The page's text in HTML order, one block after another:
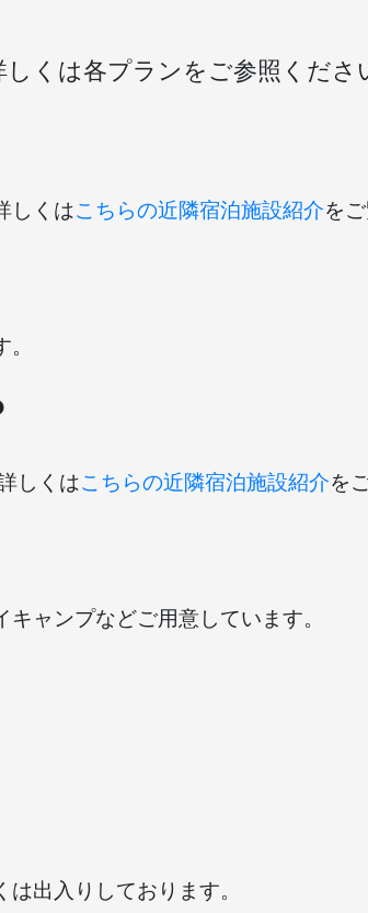
くは各プランをご参照くださ
しくはこちらの近隣宿泊施設紹介を
しくはこちらの近隣宿泊施設紹介を
ャンプなどご用意しています。
出入りしております。